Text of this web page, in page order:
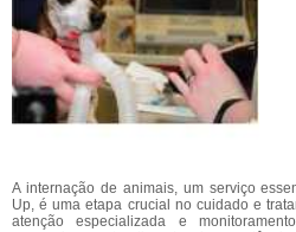
A internação de animais, um serviço
Up, é uma etapa crucial no cuidado e
atenção especializada e